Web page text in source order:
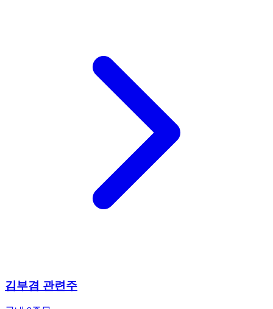
김부겸 관련주